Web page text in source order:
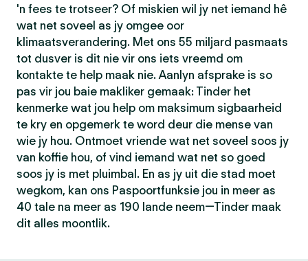
'n fees te trotseer? Of miskien wil jy net iemand hê
wat net soveel as jy omgee oor
klimaatsverandering. Met ons 55 miljard pasmaats
tot dusver is dit nie vir ons iets vreemd om
kontakte te help maak nie. Aanlyn afsprake is so
pas vir jou baie makliker gemaak: Tinder het
kenmerke wat jou help om maksimum sigbaarheid
te kry en opgemerk te word deur die mense van
wie jy hou. Ontmoet vriende wat net soveel soos jy
van koffie hou, of vind iemand wat net so goed
soos jy is met pluimbal. En as jy uit die stad moet
wegkom, kan ons Paspoortfunksie jou in meer as
40 tale na meer as 190 lande neem—Tinder maak
dit alles moontlik.